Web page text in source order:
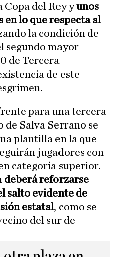
Copa del Rey yunos
lo que respecta al
la condición de
segundo mayor
de Tercera
de este
para una tercera
de Salva Serrano se
plantilla en la que
jugadores con
categoría superior.
deberá reforzarse
salto evidente de
estatal, como se
del sur de